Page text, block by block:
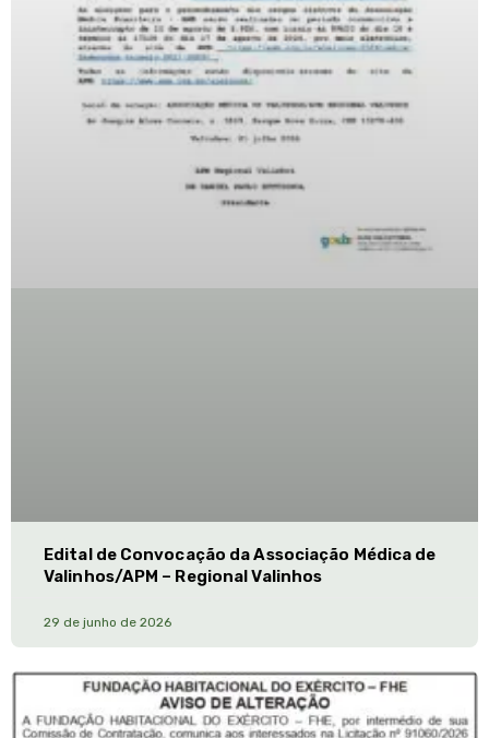
Edital de Convocação da Associação Médica de
Valinhos/APM – Regional Valinhos
29 de junho de 2026